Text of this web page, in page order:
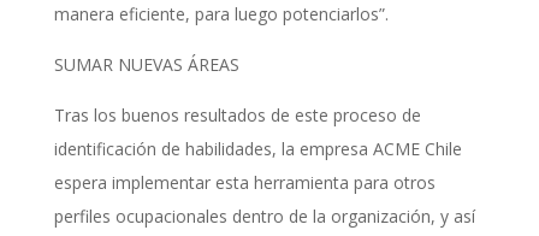
manera eficiente, para luego potenciarlos”.
SUMAR NUEVAS ÁREAS
Tras los buenos resultados de este proceso de
identificación de habilidades, la empresa ACME Chile
espera implementar esta herramienta para otros
perfiles ocupacionales dentro de la organización, y así